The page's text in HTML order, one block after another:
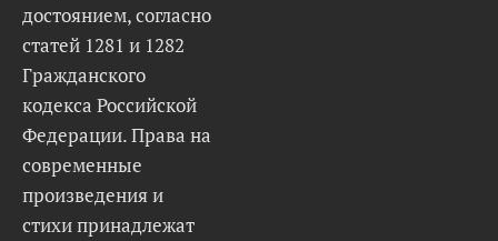
достоянием, согласно
статей 1281 и 1282
Гражданского
кодекса Российской
Федерации. Права на
современные
произведения и
стихи принадлежат